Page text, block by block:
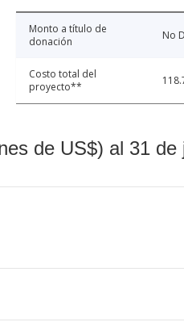
Monto a título de
donación
No
Costo total del
proyecto**
de US$) al 31 de